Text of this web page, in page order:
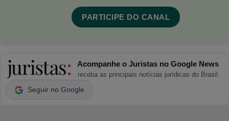
PARTICIPE DO CANAL
Acompanhe o Juristas no Google News
receba as principais notícias jurídicas do Brasil
Seguir no Google